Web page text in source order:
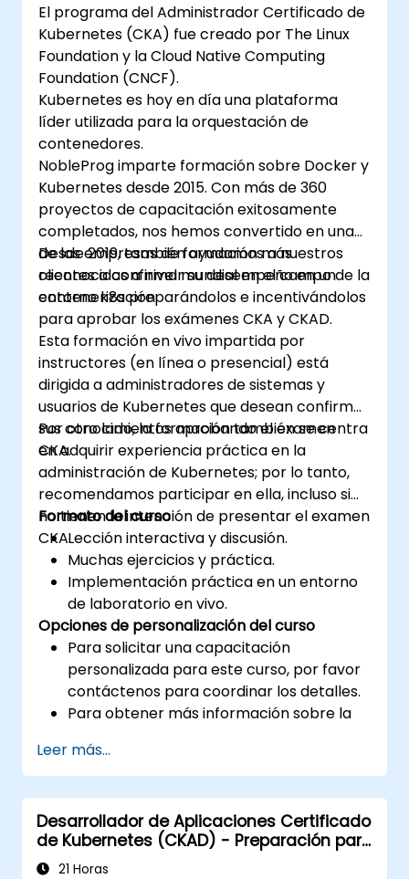
El programa del Administrador Certificado de
Kubernetes (CKA) fue creado por The Linux
Foundation y la Cloud Native Computing
Foundation (CNCF).
Kubernetes es hoy en día una plataforma
líder utilizada para la orquestación de
contenedores.
NobleProg imparte formación sobre Docker y
Kubernetes desde 2015. Con más de 360
proyectos de capacitación exitosamente
completados, nos hemos convertido en una
de las empresas de formación más
reconocidas a nivel mundial en el campo de la
contenerización.
Desde 2019, también ayudamos a nuestros
clientes a confirmar su desempeño en un
entorno k8s preparándolos e incentivándolos
para aprobar los exámenes CKA y CKAD.
Esta formación en vivo impartida por
instructores (en línea o presencial) está
dirigida a administradores de sistemas y
usuarios de Kubernetes que desean confirmar
sus conocimientos aprobando el examen
CKA.
Por otro lado, la formación también se centra
en adquirir experiencia práctica en la
administración de Kubernetes; por lo tanto,
recomendamos participar en ella, incluso si
no tienen la intención de presentar el examen
CKA.
Formato del curso
Lección interactiva y discusión.
Muchas ejercicios y práctica.
Implementación práctica en un entorno
de laboratorio en vivo.
Opciones de personalización del curso
Para solicitar una capacitación
personalizada para este curso, por favor
contáctenos para coordinar los detalles.
Para obtener más información sobre la
https://training.linuxfoundation.org/
kubernetes-administrator-cka
Leer más...
Desarrollador de Aplicaciones Certificado
de Kubernetes (CKAD) - Preparación para
el examen
21 Horas